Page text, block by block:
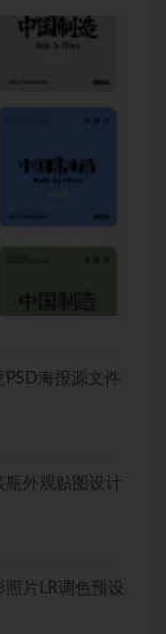
海报源文件
瓶外观贴图设计
片LR调色预设